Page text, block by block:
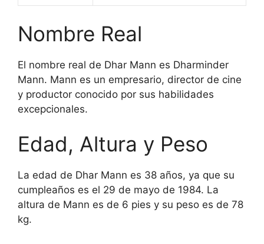
Nombre Real
El nombre real de Dhar Mann es Dharminder
Mann. Mann es un empresario, director de cine
y productor conocido por sus habilidades
excepcionales.
Edad, Altura y Peso
La edad de Dhar Mann es 38 años, ya que su
cumpleaños es el 29 de mayo de 1984. La
altura de Mann es de 6 pies y su peso es de 78
kg.